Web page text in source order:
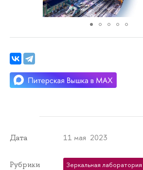
Дата 11 мая 2023
Рубрики Зеркальная лаборатория